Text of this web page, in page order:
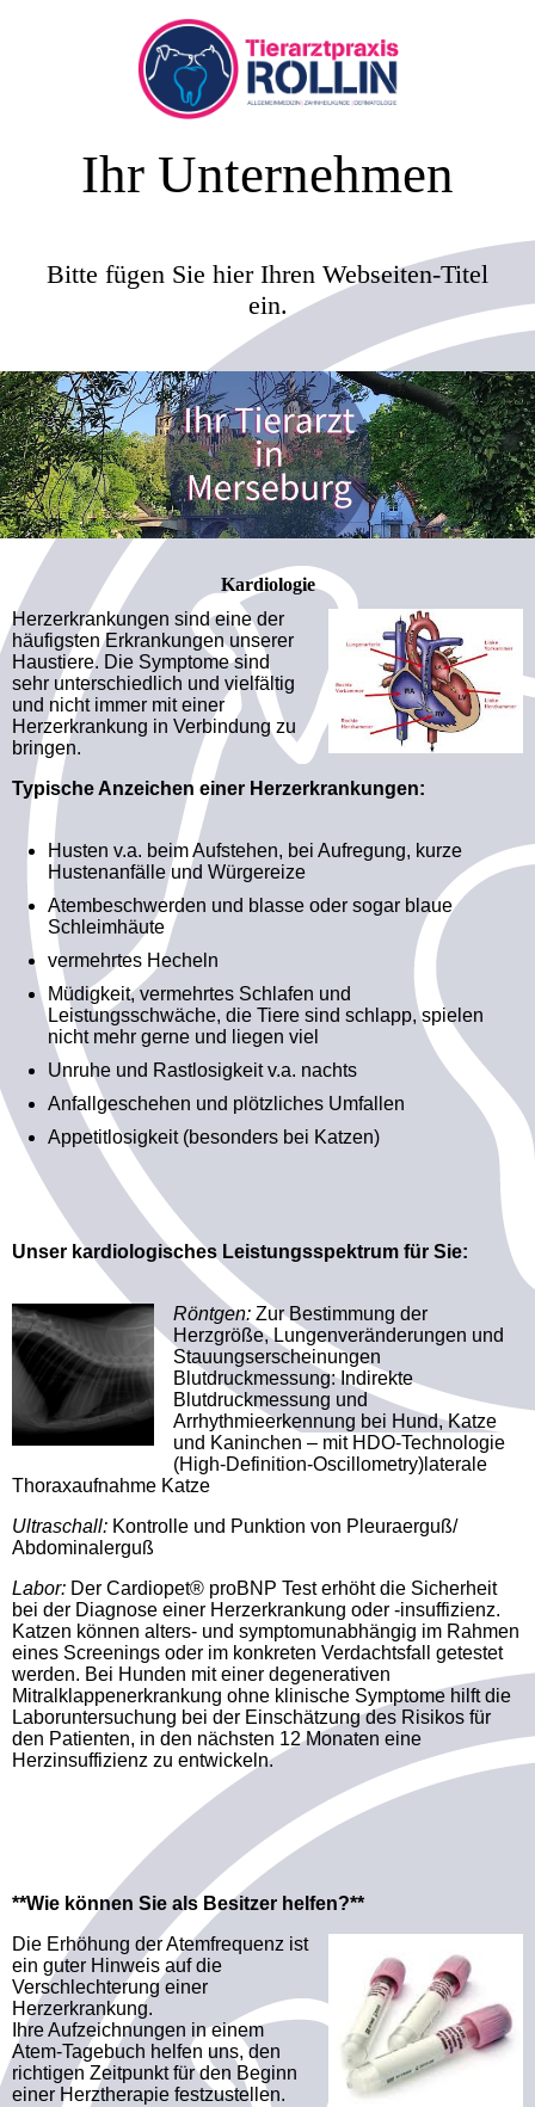
Ihr Unternehmen
Bitte fügen Sie hier Ihren Webseiten-Titel
ein.
Kardiologie
Herzerkrankungen sind eine der
häufigsten Erkrankungen unserer
Haustiere. Die Symptome sind
sehr unterschiedlich und vielfältig
und nicht immer mit einer
Herzerkrankung in Verbindung zu
bringen.
Typische Anzeichen einer Herzerkrankungen:
Husten v.a. beim Aufstehen, bei Aufregung, kurze
Hustenanfälle und Würgereize
Atembeschwerden und blasse oder sogar blaue
Schleimhäute
vermehrtes Hecheln
Müdigkeit, vermehrtes Schlafen und
Leistungsschwäche, die Tiere sind schlapp, spielen
nicht mehr gerne und liegen viel
Unruhe und Rastlosigkeit v.a. nachts
Anfallgeschehen und plötzliches Umfallen
Appetitlosigkeit (besonders bei Katzen)
Unser kardiologisches Leistungsspektrum für Sie:
Röntgen:Zur Bestimmung der
Herzgröße, Lungenveränderungen und
Stauungserscheinungen
Blutdruckmessung: Indirekte
Blutdruckmessung und
Arrhythmieerkennung bei Hund, Katze
und Kaninchen – mit HDO-Technologie
(High-Definition-Oscillometry)laterale
Thoraxaufnahme Katze
Ultraschall: Kontrolle und Punktion von Pleuraerguß/
Abdominalerguß
Labor: Der Cardiopet® proBNP Test erhöht die Sicherheit
bei der Diagnose einer Herzerkrankung oder -insuffizienz.
Katzen können alters- und symptomunabhängig im Rahmen
eines Screenings oder im konkreten Verdachtsfall getestet
werden. Bei Hunden mit einer degenerativen
Mitralklappenerkrankung ohne klinische Symptome hilft die
Laboruntersuchung bei der Einschätzung des Risikos für
den Patienten, in den nächsten 12 Monaten eine
Herzinsuffizienz zu entwickeln.
**Wie können Sie als Besitzer helfen?**
Die Erhöhung der Atemfrequenz ist
ein guter Hinweis auf die
Verschlechterung einer
Herzerkrankung.
Ihre Aufzeichnungen in einem
Atem-Tagebuch helfen uns, den
richtigen Zeitpunkt für den Beginn
einer Herztherapie festzustellen.